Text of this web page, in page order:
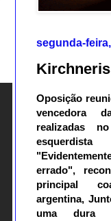
segunda-
Oposição
vencedora
realizadas
errado",
principal
argentina,
uma dura